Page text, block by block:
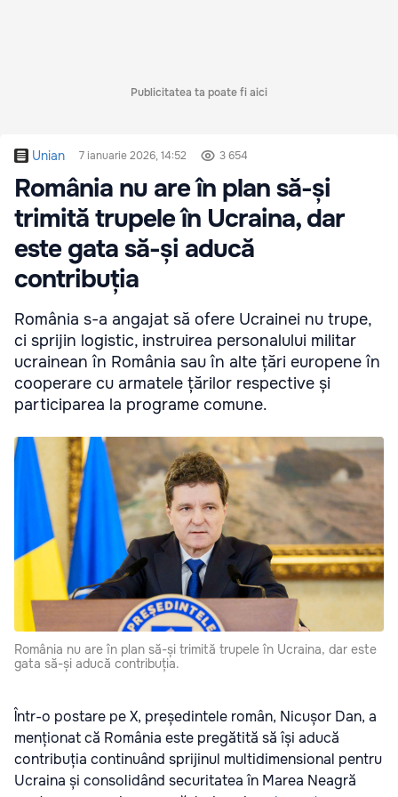
Publicitatea ta poate fi aici
Unian 7 ianuarie 2026, 14:52 3 654
România nu are în plan să-și
trimită trupele în Ucraina, dar
este gata să-și aducă
contribuția
România s-a angajat să ofere Ucrainei nu trupe,
ci sprijin logistic, instruirea personalului militar
ucrainean în România sau în alte țări europene în
cooperare cu armatele țărilor respective și
participarea la programe comune.
România nu are în plan să-și trimită trupele în Ucraina, dar este
gata să-și aducă contribuția.
Într-o postare pe X, președintele român, Nicușor Dan, a
menționat că România este pregătită să își aducă
contribuția continuând sprijinul multidimensional pentru
Ucraina și consolidând securitatea în Marea Neagră